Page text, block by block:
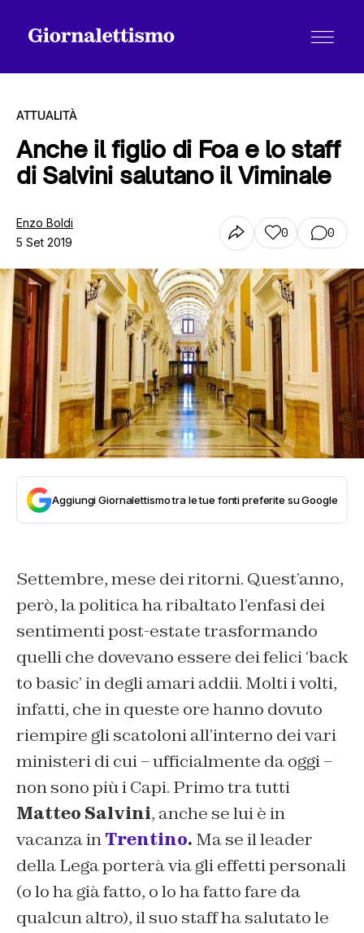
Tutti gli articoli
Chi siamo
Contatti
ATTUALITÀ
Anche il figlio di Foa e lo staff
di Salvini salutano il Viminale
Enzo Boldi
5 Set 2019
0 0
Aggiungi Giornalettismo tra le tue fonti preferite su Google
Settembre, mese dei ritorni. Quest’anno,
però, la politica ha ribaltato l’enfasi dei
sentimenti post-estate trasformando
quelli che dovevano essere dei felici ‘back
to basic’ in degli amari addii. Molti i volti,
infatti, che in queste ore hanno dovuto
riempire gli scatoloni all’interno dei vari
ministeri di cui – ufficialmente da oggi –
non sono più i Capi. Primo tra tutti
Matteo Salvini, anche se lui è in
vacanza inTrentino. Ma se il leader
della Lega porterà via gli effetti personali
(o lo ha già fatto, o lo ha fatto fare da
qualcun altro), il suo staff ha salutato le